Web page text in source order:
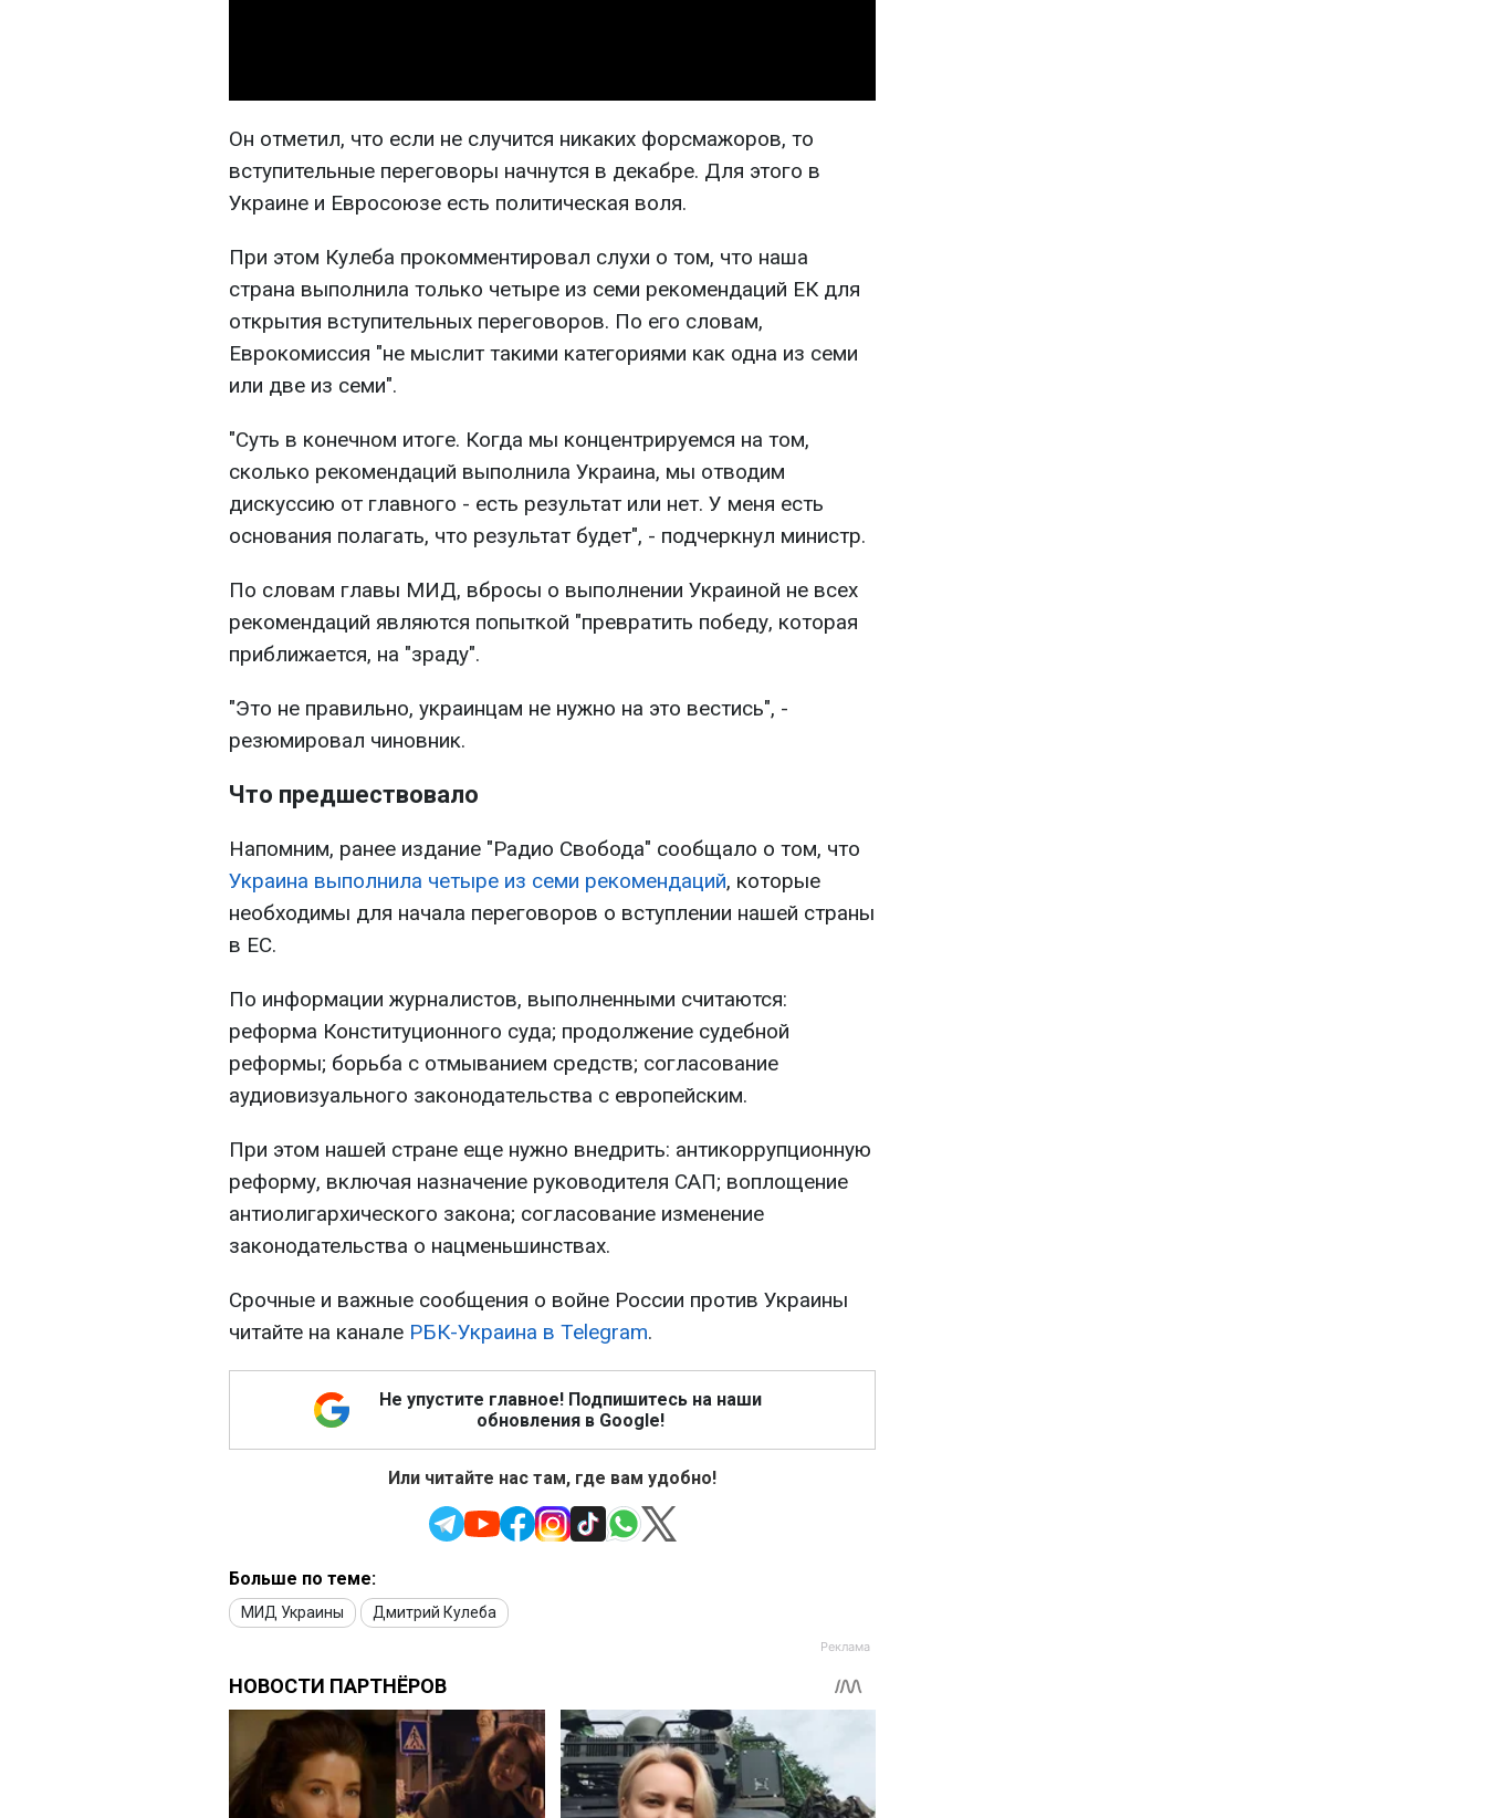
Он отметил, что если не случится никаких форсмажоров, то
вступительные переговоры начнутся в декабре. Для этого в
Украине и Евросоюзе есть политическая воля.
При этом Кулеба прокомментировал слухи о том, что наша
страна выполнила только четыре из семи рекомендаций ЕК для
открытия вступительных переговоров. По его словам,
Еврокомиссия "не мыслит такими категориями как одна из семи
или две из семи".
"Суть в конечном итоге. Когда мы концентрируемся на том,
сколько рекомендаций выполнила Украина, мы отводим
дискуссию от главного - есть результат или нет. У меня есть
основания полагать, что результат будет", - подчеркнул министр.
По словам главы МИД, вбросы о выполнении Украиной не всех
рекомендаций являются попыткой "превратить победу, которая
приближается, на "зраду".
"Это не правильно, украинцам не нужно на это вестись", -
резюмировал чиновник.
Что предшествовало
Напомним, ранее издание "Радио Свобода" сообщало о том, что
Украина выполнила четыре из семи рекомендаций, которые
необходимы для начала переговоров о вступлении нашей страны
в ЕС.
По информации журналистов, выполненными считаются:
реформа Конституционного суда; продолжение судебной
реформы; борьба с отмыванием средств; согласование
аудиовизуального законодательства с европейским.
При этом нашей стране еще нужно внедрить: антикоррупционную
реформу, включая назначение руководителя САП; воплощение
антиолигархического закона; согласование изменение
законодательства о нацменьшинствах.
Срочные и важные сообщения о войне России против Украины
читайте на канале РБК-Украина в Telegram.
Не упустите главное! Подпишитесь на наши
обновления в Google!
Или читайте нас там, где вам удобно!
Больше по теме:
МИД Украины Дмитрий Кулеба